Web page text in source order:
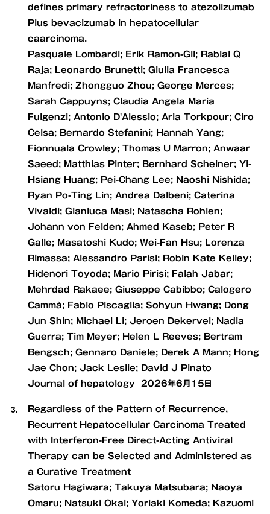
defines primary refractoriness to atezolizumab
Plus bevacizumab in hepatocellular
caarcinoma.
Pasquale Lombardi; Erik Ramon-Gil; Rabial Q
Raja; Leonardo Brunetti; Giulia Francesca
Manfredi; Zhongguo Zhou; George Merces;
Sarah Cappuyns; Claudia Angela Maria
Fulgenzi; Antonio D'Alessio; Aria Torkpour; Ciro
Celsa; Bernardo Stefanini; Hannah Yang;
Fionnuala Crowley; Thomas U Marron; Anwaar
Saeed; Matthias Pinter; Bernhard Scheiner; Yi-
Hsiang Huang; Pei-Chang Lee; Naoshi Nishida;
Ryan Po-Ting Lin; Andrea Dalbeni; Caterina
Vivaldi; Gianluca Masi; Natascha Rohlen;
Johann von Felden; Ahmed Kaseb; Peter R
Galle; Masatoshi Kudo; Wei-Fan Hsu; Lorenza
Rimassa; Alessandro Parisi; Robin Kate Kelley;
Hidenori Toyoda; Mario Pirisi; Falah Jabar;
Mehrdad Rakaee; Giuseppe Cabibbo; Calogero
Cammà; Fabio Piscaglia; Sohyun Hwang; Dong
Jun Shin; Michael Li; Jeroen Dekervel; Nadia
Guerra; Tim Meyer; Helen L Reeves; Bertram
Bengsch; Gennaro Daniele; Derek A Mann; Hong
Jae Chon; Jack Leslie; David J Pinato
Journal of hepatology 2026年6月15日
Regardless of the Pattern of Recurrence,
Recurrent Hepatocellular Carcinoma Treated
with Interferon-Free Direct-Acting Antiviral
Therapy can be Selected and Administered as
a Curative Treatment
Satoru Hagiwara; Takuya Matsubara; Naoya
Omaru; Natsuki Okai; Yoriaki Komeda; Kazuomi